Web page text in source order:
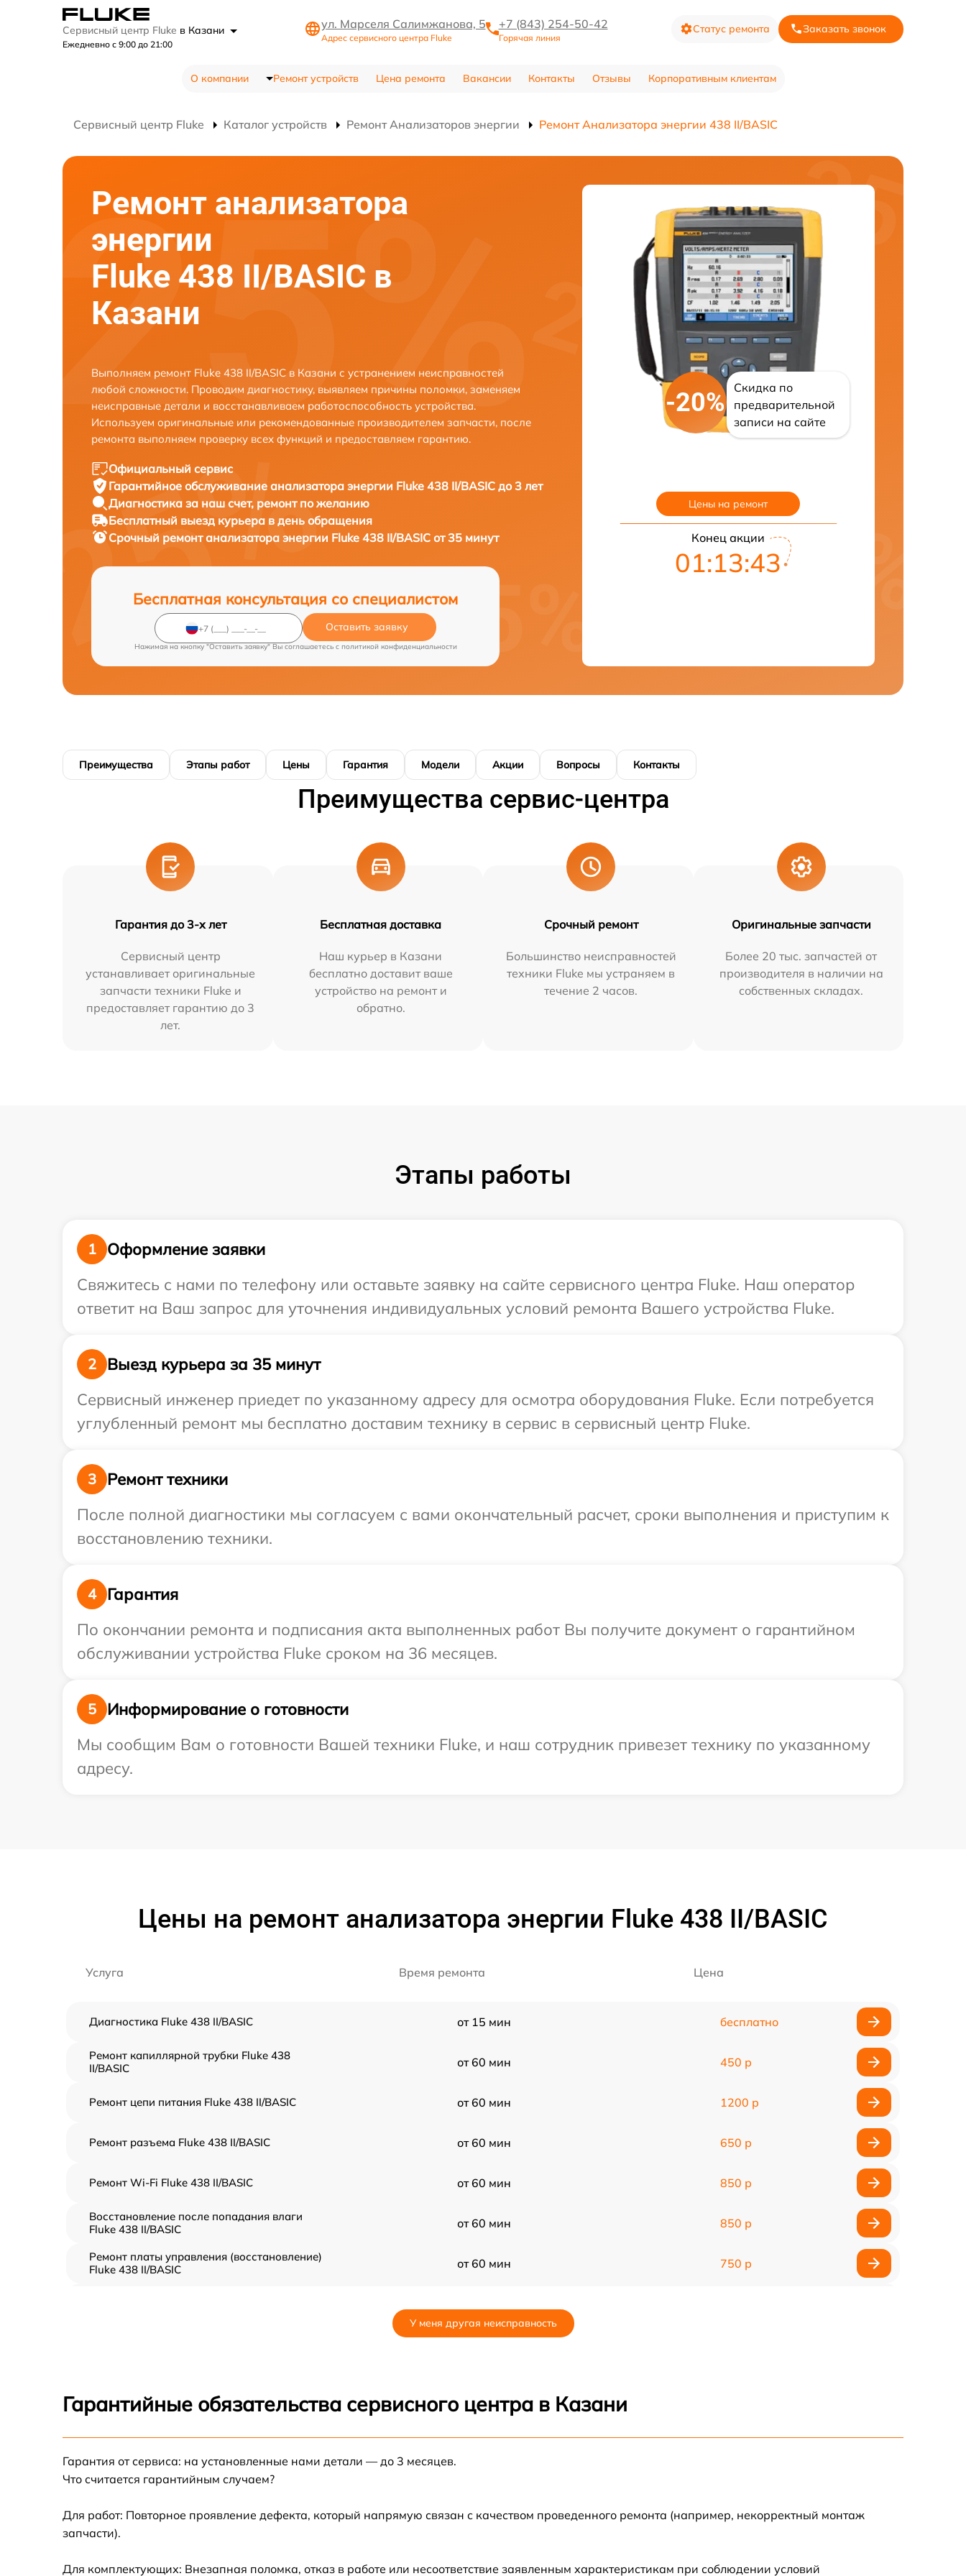
Сервисный центр Fluke в Казани
Ежедневно с 9:00 до 21:00
ул. Марселя Салимжанова, 5
Адрес сервисного центра Fluke
+7 (843) 254-50-42
Горячая линия
Статус ремонта Заказать звонок
О компании Ремонт устройств Цена ремонта Вакансии Контакты Отзывы Корпоративным клиентам
Сервисный центр Fluke Каталог устройств Ремонт Анализаторов энергии Ремонт Анализатора энергии 438 II/BASIC
Ремонт анализатора
энергии
Fluke 438 II/BASIC в
Казани
Выполняем ремонт Fluke 438 II/BASIC в Казани с устранением неисправностей
любой сложности. Проводим диагностику, выявляем причины поломки, заменяем
неисправные детали и восстанавливаем работоспособность устройства.
Используем оригинальные или рекомендованные производителем запчасти, после
ремонта выполняем проверку всех функций и предоставляем гарантию.
Официальный сервис
Гарантийное обслуживание анализатора энергии Fluke 438 II/BASIC до 3 лет
Диагностика за наш счет, ремонт по желанию
Бесплатный выезд курьера в день обращения
Срочный ремонтанализатора энергии Fluke 438 II/BASIC от 35 минут
Бесплатная консультация со специалистом
Оставить заявку
Нажимая на кнопку "Оставить заявку" Вы соглашаетесь c политикой конфиденциальности
-20%
Скидка по
предварительной
записи на сайте
Цены на ремонт
Конец акции
01:13:42
Преимущества Этапы работ Цены Гарантия Модели Акции Вопросы Контакты
Преимущества сервис-центра
Гарантия до 3-х лет
Сервисный центр
устанавливает оригинальные
запчасти техники Fluke и
предоставляет гарантию до 3
лет.
Бесплатная доставка
Наш курьер в Казани
бесплатно доставит ваше
устройство на ремонт и
обратно.
Срочный ремонт
Большинство неисправностей
техники Fluke мы устраняем в
течение 2 часов.
Оригинальные запчасти
Более 20 тыс. запчастей от
производителя в наличии на
собственных складах.
Этапы работы
1
Оформление заявки
Свяжитесь с нами по телефону или оставьте заявку на сайте сервисного центра Fluke. Наш оператор
ответит на Ваш запрос для уточнения индивидуальных условий ремонта Вашего устройства Fluke.
2
Выезд курьера за 35 минут
Сервисный инженер приедет по указанному адресу для осмотра оборудования Fluke. Если потребуется
углубленный ремонт мы бесплатно доставим технику в сервис в сервисный центр Fluke.
3
Ремонт техники
После полной диагностики мы согласуем с вами окончательный расчет, сроки выполнения и приступим к
восстановлению техники.
4
Гарантия
По окончании ремонта и подписания акта выполненных работ Вы получите документ о гарантийном
обслуживании устройства Fluke сроком на 36 месяцев.
5
Информирование о готовности
Мы сообщим Вам о готовности Вашей техники Fluke, и наш сотрудник привезет технику по указанному
адресу.
Цены на ремонт анализатора энергии Fluke 438 II/BASIC
Услуга Время ремонта Цена
Диагностика Fluke 438 II/BASIC от 15 мин бесплатно
Ремонт капиллярной трубки Fluke 438
II/BASIC
от 60 мин 450 р
Ремонт цепи питания Fluke 438 II/BASIC от 60 мин 1200 р
Ремонт разъема Fluke 438 II/BASIC от 60 мин 650 р
Ремонт Wi-Fi Fluke 438 II/BASIC от 60 мин 850 р
Восстановление после попадания влаги
Fluke 438 II/BASIC
от 60 мин 850 р
Ремонт платы управления (восстановление)
Fluke 438 II/BASIC
от 60 мин 750 р
Замена процессора Fluke 438 II/BASIC
Замена ключей управления Fluke 438
У меня другая неисправность
Гарантийные обязательства сервисного центра в Казани
Гарантия от сервиса: на установленные нами детали — до 3 месяцев.
Что считается гарантийным случаем?
Для работ: Повторное проявление дефекта, который напрямую связан с качеством проведенного ремонта (например, некорректный монтаж
запчасти).
Для комплектующих: Внезапная поломка, отказ в работе или несоответствие заявленным характеристикам при соблюдении условий